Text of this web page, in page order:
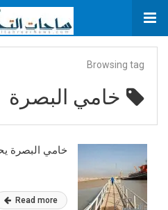
Browsing tag
خامي البصرة
خامي البصرة
Read more